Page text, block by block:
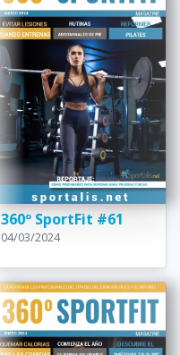
360º SportFit #61
04/03/2024